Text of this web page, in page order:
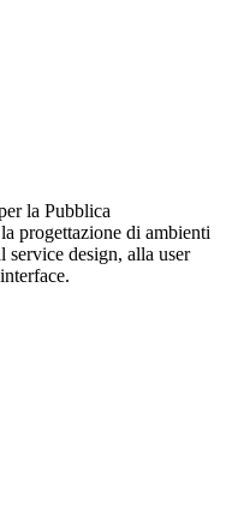
la Pubblica
progettazione di ambienti
design, alla user